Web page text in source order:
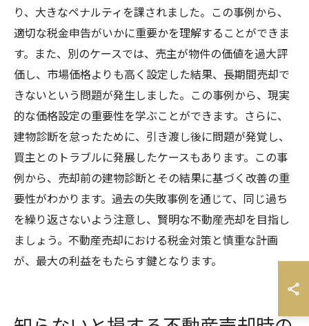
り、大きなペナルティを課されました。この事例から、
適切な税金申告がいかに重要かを理解することができま
す。また、別のケースでは、売主が物件の価値を過大評
価し、市場価格よりも高く設定した結果、長期間売却で
きないという問題が発生しました。この事例から、現実
的な価格設定の重要性を学ぶことができます。さらに、
建物診断を怠ったために、引き渡し後に問題が発覚し、
買主とのトラブルに発展したケースもあります。この事
例から、売却前の建物診断とその結果に基づく改善の重
要性がわかります。過去の失敗事例を通じて、同じ過ち
を繰り返さないよう注意し、賢明な不動産売却を目指し
ましょう。不動産売却における税金対策と慎重な計画
が、最大の利益をもたらす鍵となります。